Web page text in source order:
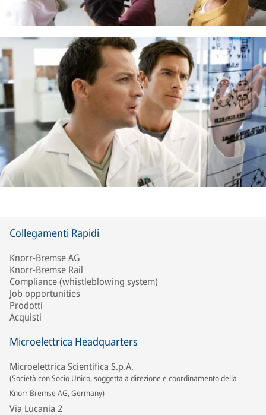
Collegamenti Rapidi
Knorr-Bremse AG
Knorr-Bremse Rail
Compliance (whistleblowing system)
Job opportunities
Prodotti
Acquisti
Microelettrica Headquarters
Microelettrica Scientifica S.p.A.
(Società con Socio Unico, soggetta a direzione e coordinamento della
Knorr Bremse AG, Germany)
Via Lucania 2